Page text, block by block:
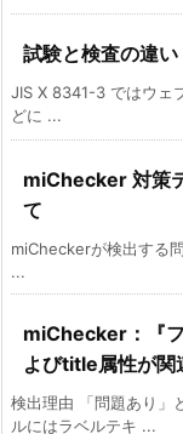
試験と検査の違い
JIS X 8341-3 ではウェ
どに ...
miChecker 対策
て
miCheckerが検出する
...
miChecker：『
よびtitle属性が関
検出理由 「問題あり」
ルにはラベルテキ ...